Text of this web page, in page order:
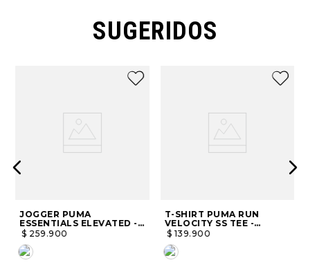
SUGERIDOS
JOGGER PUMA
ESSENTIALS ELEVATED -
HOMBRE
$ 259.900
T-SHIRT PUMA RUN
VELOCITY SS TEE -
HOMBRE
$ 139.900